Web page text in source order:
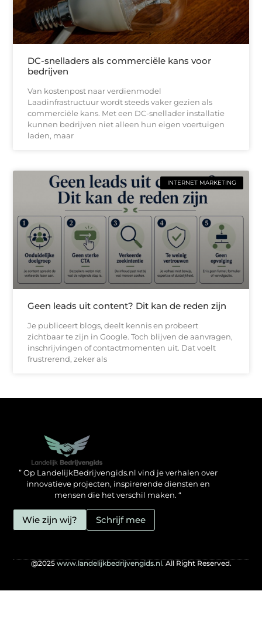
DC-snelladers als commerciële kans voor
bedrijven
Van kostenpost naar verdienmodel
Laadinfrastructuur wordt steeds vaker gezien als
commerciële kans. Met een DC-snellader installatie
kunnen bedrijven niet alleen hun eigen voertuigen
laden, maar
INTERNET MARKETING
Geen leads uit content? Dit kan de reden zijn
Je publiceert blogs, deelt kennis en probeert
zichtbaar te zijn in Google. Toch blijven de aanvragen,
inschrijvingen of contactmomenten uit. Dat voelt
frustrerend, zeker als
” Op LandelijkBedrijvengids.nl vind je verhalen over
innovatieve projecten, inspirerende diensten en
mensen die het verschil maken. “
Wie zijn wij? Schrijf mee
@2025www.landelijkbedrijvengids.nl.All Right Reserved.